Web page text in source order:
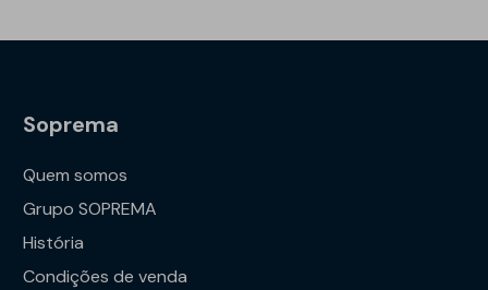
Soprema
Quem somos
Grupo SOPREMA
História
Condições de venda